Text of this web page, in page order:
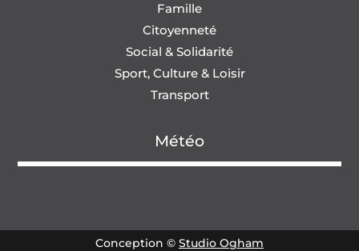
Famille
Citoyenneté
Social & Solidarité
Sport, Culture & Loisir
Transport
Météo
Conception © Studio Ogham